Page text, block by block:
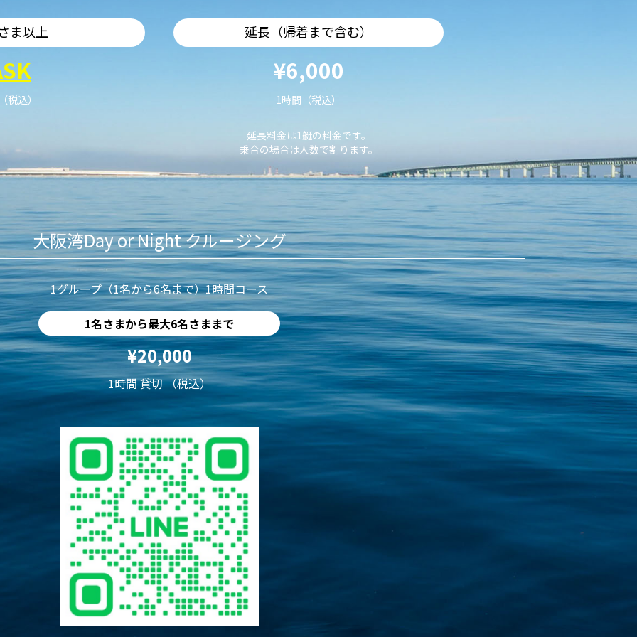
ま以上
税込）
延長（帰着まで含む）
¥6,000
1時間（税込）
延長料金は1艇の料金です。
乗合の場合は人数で割ります。
大阪湾Day or Night クルージング
1グループ（1名から6名まで）1時間コース
1名さまから最大6名さままで
¥20,000
1時間 貸切 （税込）